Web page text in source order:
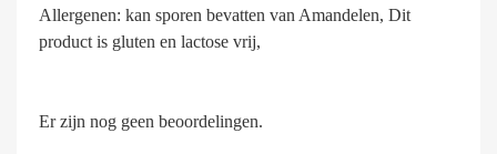
Allergenen: kan sporen bevatten van Amandelen, Dit
product is gluten en lactose vrij,
Er zijn nog geen beoordelingen.